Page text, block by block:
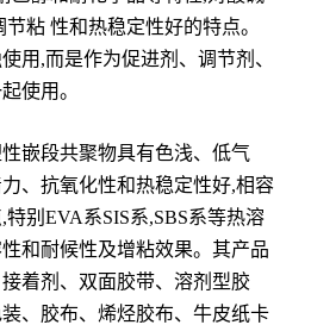
粘 性和热稳定性好的特点。
用,而是作为促进剂、调节剂、
使用。
嵌段共聚物具有色浅、低气
、抗氧化性和热稳定性好,相容
别EVA系SIS系,SBS系等热溶
和耐候性及增粘效果。其产品
着剂、双面胶带、溶剂型胶
、胶布、烯烃胶布、牛皮纸卡